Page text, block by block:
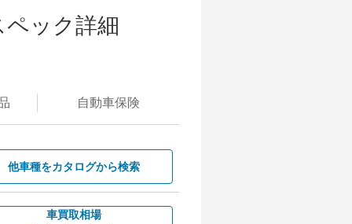
ック詳細
自動車保険
他車種をカタログから検索
車買取相場